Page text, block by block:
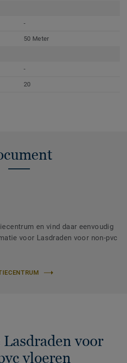
-
50 Meter
-
20
en vind daar eenvoudig
voor Lasdraden voor non-pvc
voor
vloeren